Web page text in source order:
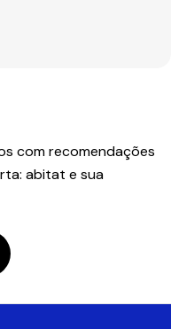
com recomendações
abitat e sua